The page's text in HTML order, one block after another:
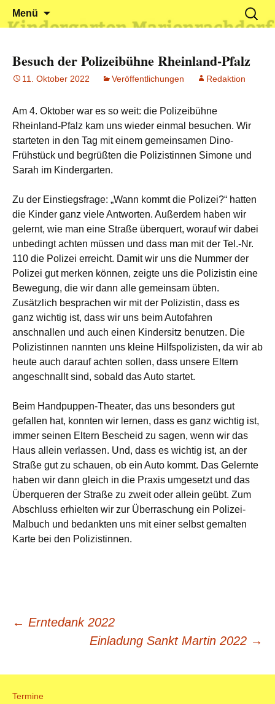
Kindergarten Marienrachdorf
Klein reingehen – Groß rauskommen
Menü
Suchen
nach:
Besuch der Polizeibühne Rheinland-Pfalz
11. Oktober 2022 Veröffentlichungen Redaktion
Am 4. Oktober war es so weit: die Polizeibühne
Rheinland-Pfalz kam uns wieder einmal besuchen. Wir
starteten in den Tag mit einem gemeinsamen Dino-
Frühstück und begrüßten die Polizistinnen Simone und
Sarah im Kindergarten.
Zu der Einstiegsfrage: „Wann kommt die Polizei?“ hatten
die Kinder ganz viele Antworten. Außerdem haben wir
gelernt, wie man eine Straße überquert, worauf wir dabei
unbedingt achten müssen und dass man mit der Tel.-Nr.
110 die Polizei erreicht. Damit wir uns die Nummer der
Polizei gut merken können, zeigte uns die Polizistin eine
Bewegung, die wir dann alle gemeinsam übten.
Zusätzlich besprachen wir mit der Polizistin, dass es
ganz wichtig ist, dass wir uns beim Autofahren
anschnallen und auch einen Kindersitz benutzen. Die
Polizistinnen nannten uns kleine Hilfspolizisten, da wir ab
heute auch darauf achten sollen, dass unsere Eltern
angeschnallt sind, sobald das Auto startet.
Beim Handpuppen-Theater, das uns besonders gut
gefallen hat, konnten wir lernen, dass es ganz wichtig ist,
immer seinen Eltern Bescheid zu sagen, wenn wir das
Haus allein verlassen. Und, dass es wichtig ist, an der
Straße gut zu schauen, ob ein Auto kommt. Das Gelernte
haben wir dann gleich in die Praxis umgesetzt und das
Überqueren der Straße zu zweit oder allein geübt. Zum
Abschluss erhielten wir zur Überraschung ein Polizei-
Malbuch und bedankten uns mit einer selbst gemalten
Karte bei den Polizistinnen.
Beitrags-
Navigation
← Erntedank 2022
Einladung Sankt Martin 2022 →
Termine